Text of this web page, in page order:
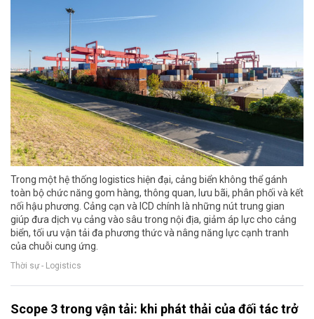
Trong một hệ thống logistics hiện đại, cảng biển không thể gánh
toàn bộ chức năng gom hàng, thông quan, lưu bãi, phân phối và kết
nối hậu phương. Cảng cạn và ICD chính là những nút trung gian
giúp đưa dịch vụ cảng vào sâu trong nội địa, giảm áp lực cho cảng
biển, tối ưu vận tải đa phương thức và nâng năng lực cạnh tranh
của chuỗi cung ứng.
Thời sự - Logistics
Scope 3 trong vận tải: khi phát thải của đối tác trở